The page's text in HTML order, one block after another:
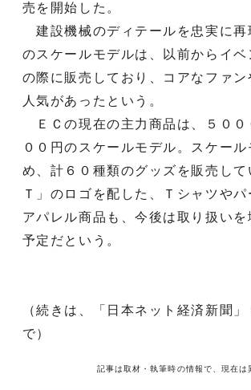
売を開始した。
建設機械のディテールを忠実に再
のスケールモデルは、以前からイベ
の際に販売しており、コアなファン
人気があったという。
ＥＣの現在の主力商品は、５００
００円のスケールモデル。スケール
め、計６０種類のグッズを販売して
Ｔ」のロゴを配した、Ｔシャツや
アパレル商品も、今後は取り扱いを
予定だという。
（続きは、「日本ネット経済新聞
で）
記事は取材・執筆時の情報で、現在は